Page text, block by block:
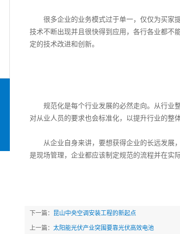
很多企业的业务模式过于单一，仅仅为买家提
技术不断出现并且很快得到应用，各行各业都不
定的技术改进和创新。
规范化是每个行业发展的必然走向。从行业整
对从业人员的要求也会标准化，以提升行业的整
从企业自身来讲，要想获得企业的长远发展，
是现场管理，企业都应该制定规范的流程并在实
下一篇： 昆山中央空调安装工程的新起点
上一篇： 太阳能光伏产业突围要靠光伏高效电池